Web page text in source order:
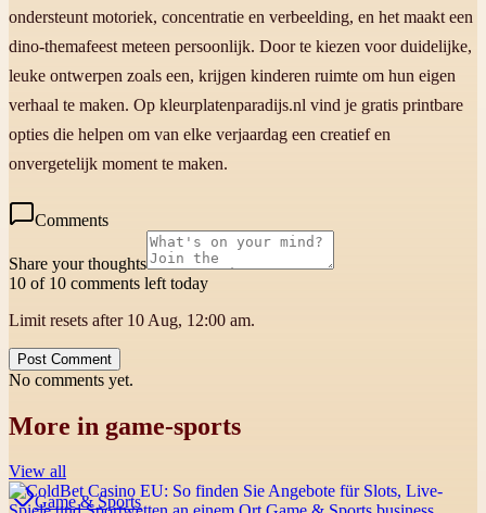
ondersteunt motoriek, concentratie en verbeelding, en het maakt een
dino-themafeest meteen persoonlijk. Door te kiezen voor duidelijke,
leuke ontwerpen zoals een, krijgen kinderen ruimte om hun eigen
verhaal te maken. Op kleurplatenparadijs.nl vind je gratis printbare
opties die helpen om van elke verjaardag een creatief en
onvergetelijk moment te maken.
Comments
Share your thoughts
10 of 10 comments left today
Limit resets after 10 Aug, 12:00 am.
Post Comment
No comments yet.
More in game-sports
View all
Game & Sports